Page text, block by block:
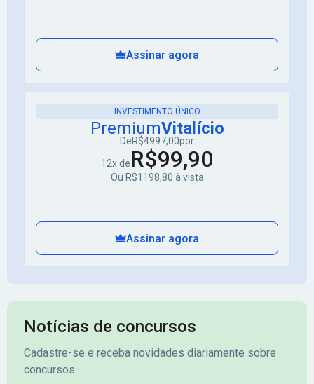
Assinar agora
INVESTIMENTO ÚNICO
PremiumVitalício
DeR$4997,00por
12x deR$99,90
Ou R$1198,80 à vista
Assinar agora
Notícias de concursos
Cadastre-se e receba novidades diariamente sobre
concursos